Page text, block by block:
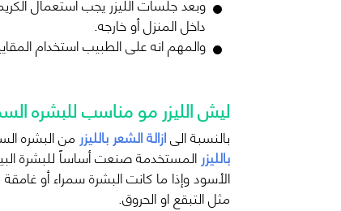
داخل المنزل أو خارجه.
والمهم انه على الطبيب استخدام
ليش الليزر مو مناسب للبشره
بالنسبة الىازالة الشعر بالليزر من البشره
بالليزر المستخدمة صنعت أساساً للبشرة
الأسود وإذا ما كانت البشرة سمراء أو غامقة
مثل التبقع او الحروق.